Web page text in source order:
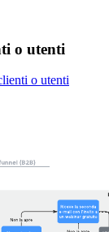
o utenti
o utenti